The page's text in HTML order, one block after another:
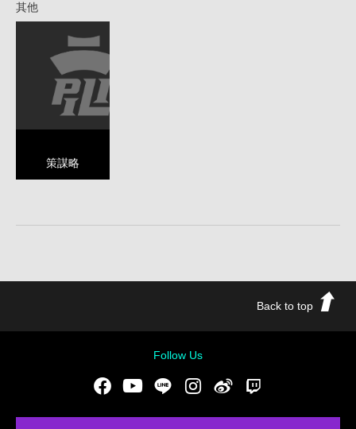
其他
策謀略
Back to top
Follow Us
FacebookYoutubeLINE Instgram新浪微博